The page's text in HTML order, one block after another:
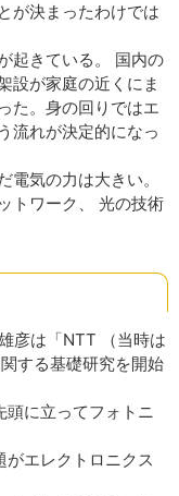
が決まったわけでは
起きている。 国内の
設が家庭の近くにま
た。身の回りではエ
流れが決定的になっ
気の力は大きい。
トワーク、 光の技術
彦は「NTT （当時は
する基礎研究を開始
頭に立ってフォトニ
がエレクトロニクス